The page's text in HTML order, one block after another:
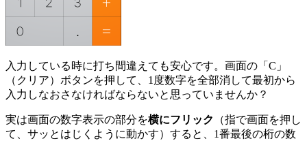
入力している時に打ち間違えても安心です。画面の「C」
（クリア）ボタンを押して、1度数字を全部消して最初から
入力しなおさなければならないと思っていませんか？
実は画面の数字表示の部分を横にフリック
（指で画面を押し
て、サッとはじくように動かす）すると、1番最後の桁の数